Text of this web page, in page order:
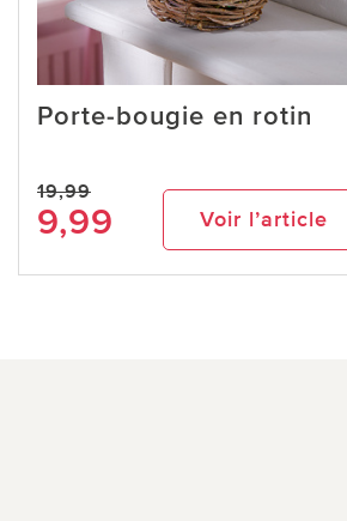
Porte-bougie en rotin
19,99
9,99 Voir l’article